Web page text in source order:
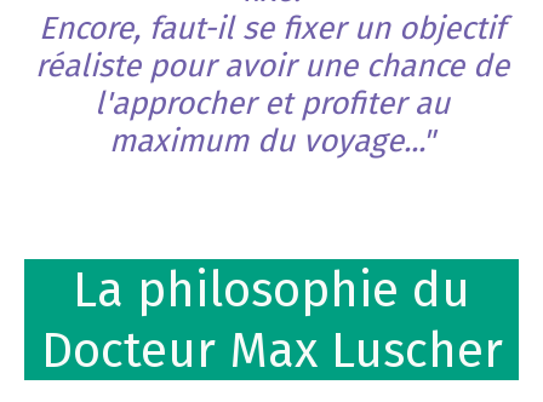
Encore, faut-il se fixer un objectif
réaliste pour avoir une chance de
l'approcher et profiter au
maximum du voyage..."
La philosophie du
Docteur Max Luscher